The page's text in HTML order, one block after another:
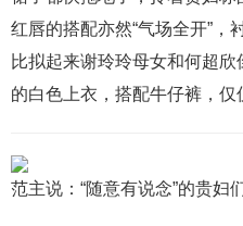
红唇的搭配亦然“气场全开”，
比拟起来谢玲玲母女和何超
的白色上衣，搭配牛仔裤，仅
范主说：“随意有说念”的贵妇